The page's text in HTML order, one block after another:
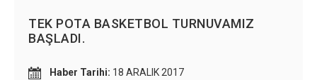
TEK POTA BASKETBOL TURNUVAMIZ
BAŞLADI.
Haber Tarihi: 18 ARALIK 2017